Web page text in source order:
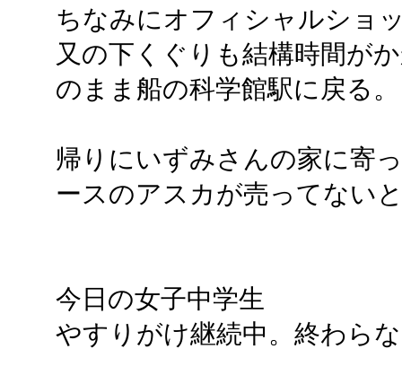
ちなみにオフィシャルショ
又の下くぐりも結構時間が
のまま船の科学館駅に戻る。
帰りにいずみさんの家に寄
ースのアスカが売ってない
今日の女子中学生
やすりがけ継続中。終わら